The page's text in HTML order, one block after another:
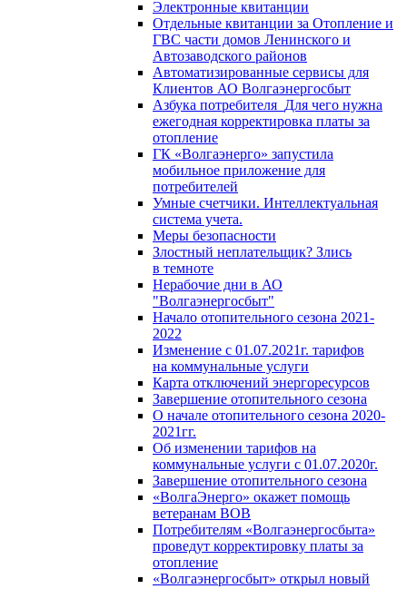
Электронные квитанции
Отдельные квитанции за Отопление и
ГВС части домов Ленинского и
Автозаводского районов
Автоматизированные сервисы для
Клиентов АО Волгаэнергосбыт
Азбука потребителя_Для чего нужна
ежегодная корректировка платы за
отопление
ГК «Волгаэнерго» запустила
мобильное приложение для
потребителей
Умные счетчики. Интеллектуальная
система учета.
Меры безопасности
Злостный неплательщик? Злись
в темноте
Нерабочие дни в АО
"Волгаэнергосбыт"
Начало отопительного сезона 2021-
2022
Изменение с 01.07.2021г. тарифов
на коммунальные услуги
Карта отключений энергоресурсов
Завершение отопительного сезона
О начале отопительного сезона 2020-
2021гг.
Об изменении тарифов на
коммунальные услуги с 01.07.2020г.
Завершение отопительного сезона
«ВолгаЭнерго» окажет помощь
ветеранам ВОВ
Потребителям «Волгаэнергосбыта»
проведут корректировку платы за
отопление
«Волгаэнергосбыт» открыл новый